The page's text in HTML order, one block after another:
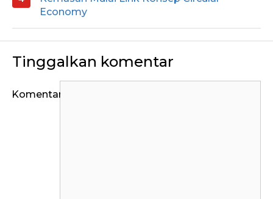
Economy
Tinggalkan komentar
Komentar